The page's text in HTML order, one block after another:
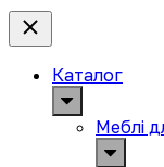
Каталог
Меблі